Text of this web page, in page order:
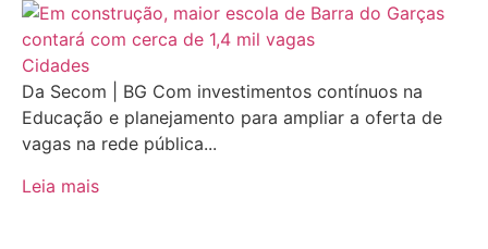
Cidades
Da Secom | BG Com investimentos contínuos na
Educação e planejamento para ampliar a oferta de
vagas na rede pública...
Leia mais